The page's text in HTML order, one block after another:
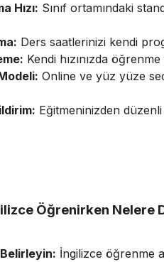
Hızı: Sınıf ortamındaki
Ders saatlerinizi kendi
Kendi hızınızda öğrenme
Online ve yüz yüze
Eğitmeninizden
Öğrenirken Nelere
İngilizce öğrenme